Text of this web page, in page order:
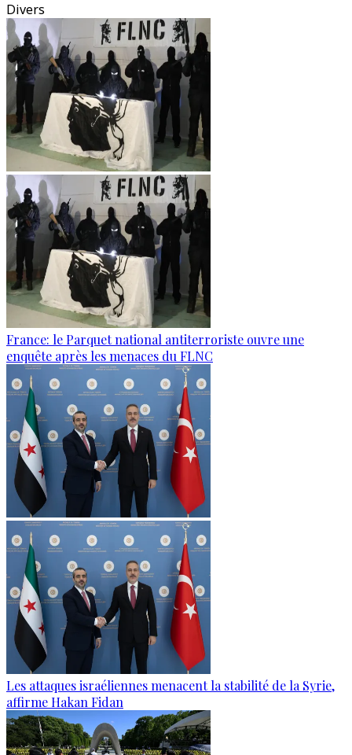
Divers
France: le Parquet national antiterroriste ouvre une
enquête après les menaces du FLNC
Les attaques israéliennes menacent la stabilité de la Syrie,
affirme Hakan Fidan